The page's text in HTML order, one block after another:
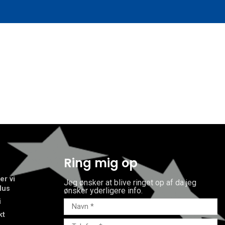
vi
Ring mig op
Jeg ønsker at blive ringet op af da jeg
ønsker yderligere info.